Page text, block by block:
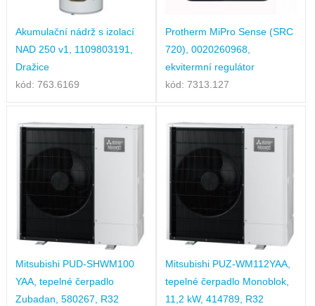
Akumulační nádrž s izolací
NAD 250 v1, 1109803191,
Dražice
kód: 763.6169
Protherm MiPro Sense (SRC
720), 0020260968,
ekvitermní regulátor
kód: 7313.127
Mitsubishi PUD-SHWM100
YAA, tepelné čerpadlo
Zubadan, 580267, R32
Mitsubishi PUZ-WM112YAA,
tepelné čerpadlo Monoblok,
11,2 kW, 414789, R32